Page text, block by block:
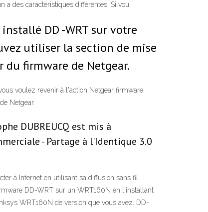
a des caractéristiques différentes. Si vou
DD -WRT sur votre
utiliser la section de mise
firmware de Netgear.
voulez revenir à l'action Netgear firmware
Netgear.
DUBREUCQ est mis à
- Partage à l'Identique 3.0
à Internet en utilisant sa diffusion sans fil.
DD-WRT sur un WRT160N en l'installant
WRT160N de version que vous avez. DD-